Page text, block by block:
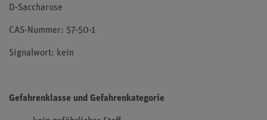
D-Saccharose
CAS-Nummer: 57-50-1
Signalwort: kein
Gefahrenklasse und Gefahrenkategorie